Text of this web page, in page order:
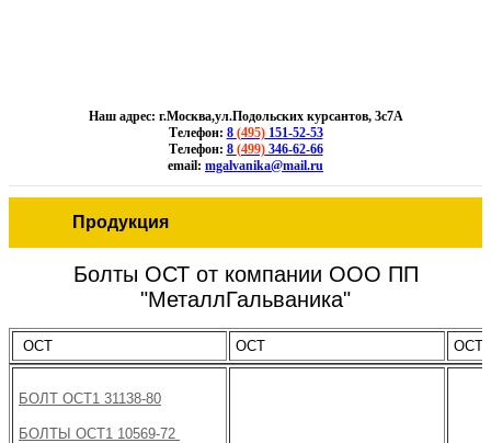
Наш адрес: г.Москва,ул.Подольских курсантов, 3с7А
Телефон: 8 (495)151-52-53
Телефон: 8 (499)346-62-66
email: mgalvanika@mail.ru
Продукция
Болты ОСТ от компании ООО ПП
"МеталлГальваника"
ОСТ ОСТ ОСТ
БОЛТ ОСТ1 31138-80
БОЛТЫ ОСТ1 10569-72